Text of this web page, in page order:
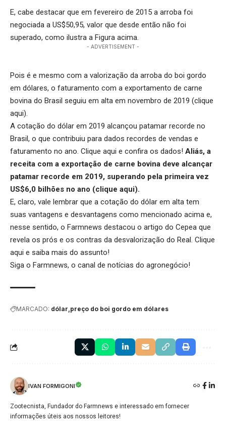
E, cabe destacar que em fevereiro de 2015 a arroba foi
negociada a US$50,95, valor que desde então não foi
superado, como ilustra a Figura acima.
- ADVERTISEMENT -
Pois é e mesmo com a valorização da arroba do boi gordo
em dólares, o faturamento com a exportamento de carne
bovina do Brasil seguiu em alta em novembro de 2019 (clique
aqui).
A cotação do dólar em 2019 alcançou patamar recorde no
Brasil, o que contribuiu para dados recordes de vendas e
faturamento no ano. Clique aqui e confira os dados! Aliás, a
receita com a exportação de carne bovina deve alcançar
patamar recorde em 2019, superando pela primeira vez
US$6,0 bilhões no ano (clique aqui).
E, claro, vale lembrar que a cotação do dólar em alta tem
suas vantagens e desvantagens como mencionado acima e,
nesse sentido, o Farmnews destacou o artigo do Cepea que
revela os prós e os contras da desvalorização do Real. Clique
aqui e saiba mais do assunto!
Siga o Farmnews, o canal de notícias do agronegócio!
MARCADO: dólar preço do boi gordo em dólares
IVAN FORMIGONI
Zootecnista, Fundador do Farmnews e interessado em fornecer
informações úteis aos nossos leitores!